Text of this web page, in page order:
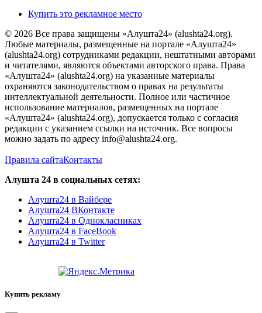
Купить это рекламное место
© 2026 Все права защищены «Алушта24» (alushta24.org).
Любые материалы, размещенные на портале «Алушта24»
(alushta24.org) сотрудниками редакции, нештатными авторами
и читателями, являются объектами авторского права. Права
«Алушта24» (alushta24.org) на указанные материалы
охраняются законодательством о правах на результаты
интеллектуальной деятельности. Полное или частичное
использование материалов, размещенных на портале
«Алушта24» (alushta24.org), допускается только с согласия
редакции с указанием ссылки на источник. Все вопросы
можно задать по адресу info@alushta24.org.
Правила сайтаКонтакты
Алушта 24 в социальных сетях:
Алушта24 в Вайбере
Алушта24 ВКонтакте
Алушта24 в Однокласниках
Алушта24 в FaceBook
Алушта24 в Twitter
Купить рекламу